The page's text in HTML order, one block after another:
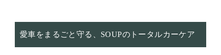
愛車をまるごと守る、SOUPのトータルカーケア